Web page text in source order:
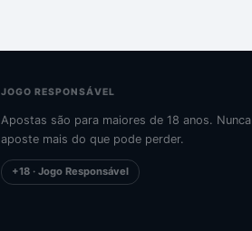
JOGO RESPONSÁVEL
Apostas são para maiores de 18 anos. Nunca
aposte mais do que pode perder.
+18 · Jogo Responsável